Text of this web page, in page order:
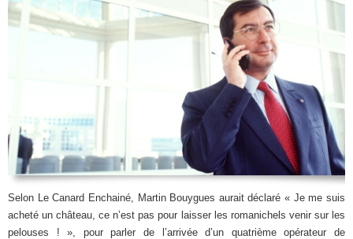
Selon Le Canard Enchainé, Martin Bouygues aurait déclaré « Je me suis
acheté un château, ce n’est pas pour laisser les romanichels venir sur les
pelouses ! », pour parler de l’arrivée d’un quatrième opérateur de